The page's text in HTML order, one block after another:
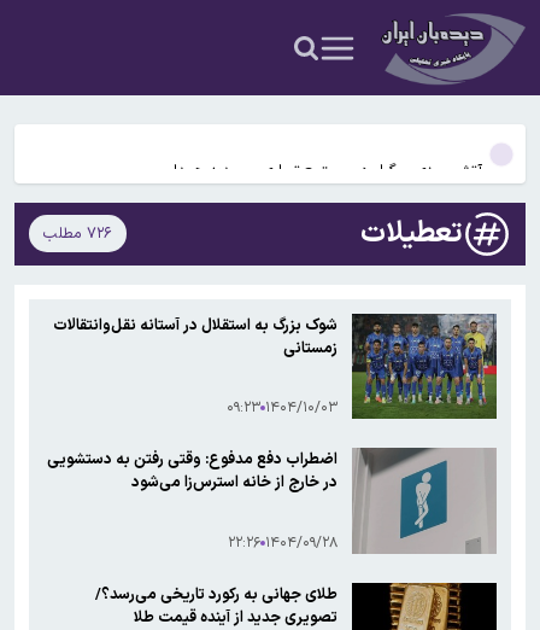
عکس و فیلم
یافته جدید: سرعت گرمایش جهانی در یک دهه گذشته تقریباً دو برابر
شده است
جزئیات جدید افزایش سنوات بازنشستگی/ چه کسانی باید بیشتر کار کنند و
چه افرادی معاف هستند؟
دانشمندان راز آبشار خونین جنوبگان را کشف کردند
بوگاتی سفارشی با نام «دِستِریِر» معرفی شد / W۱۶ هنوز نفس می‌کشد /
یافته جدید: سرعت گرمایش جهانی در یک دهه گذشته تقریباً دو برابر
شده است
جزئیات جدید افزایش سنوات بازنشستگی/ چه کسانی باید بیشتر کار کنند و
چه افرادی معاف هستند؟
تعطیلات ۷۲۶ مطلب
شوک بزرگ به استقلال در آستانه نقل‌وانتقالات
زمستانی
۱۴۰۴/۱۰/۰۳ ۰۹:۲۳
اضطراب دفع مدفوع: وقتی رفتن به دستشویی
در خارج از خانه استرس‌زا می‌شود
۱۴۰۴/۰۹/۲۸ ۲۲:۲۶
طلای جهانی به رکورد تاریخی می‌رسد؟/
تصویری جدید از آینده قیمت طلا